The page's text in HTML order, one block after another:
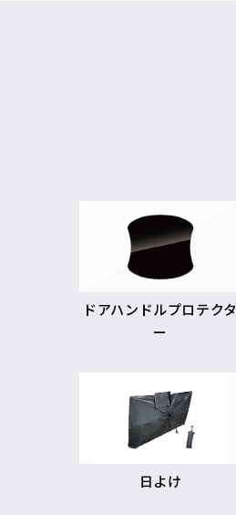
ドアハンドルプロテクタ
ー
日よけ